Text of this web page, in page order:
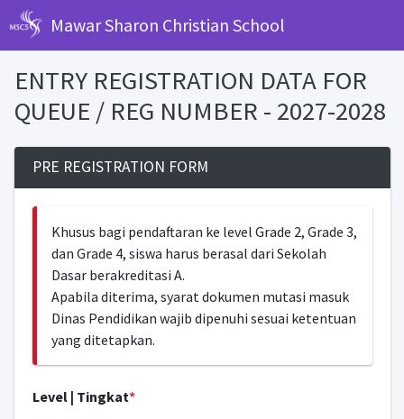
Mawar Sharon Christian School
ENTRY REGISTRATION DATA FOR
QUEUE / REG NUMBER - 2027-2028
PRE REGISTRATION FORM
Khusus bagi pendaftaran ke level Grade 2, Grade 3,
dan Grade 4, siswa harus berasal dari Sekolah
Dasar berakreditasi A.
Apabila diterima, syarat dokumen mutasi masuk
Dinas Pendidikan wajib dipenuhi sesuai ketentuan
yang ditetapkan.
Level | Tingkat*